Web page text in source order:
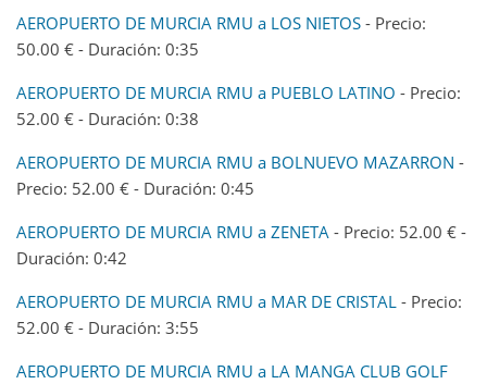
AEROPUERTO DE MURCIA RMU a LOS NIETOS - Precio:
50.00 € - Duración: 0:35
AEROPUERTO DE MURCIA RMU a PUEBLO LATINO - Precio:
52.00 € - Duración: 0:38
AEROPUERTO DE MURCIA RMU a BOLNUEVO MAZARRON -
Precio: 52.00 € - Duración: 0:45
AEROPUERTO DE MURCIA RMU a ZENETA - Precio: 52.00 € -
Duración: 0:42
AEROPUERTO DE MURCIA RMU a MAR DE CRISTAL - Precio:
52.00 € - Duración: 3:55
AEROPUERTO DE MURCIA RMU a LA MANGA CLUB GOLF